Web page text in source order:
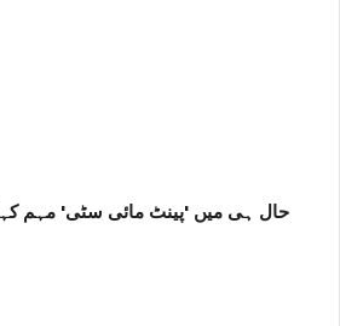
حال ہی میں 'پینٹ مائی سٹی' مہم